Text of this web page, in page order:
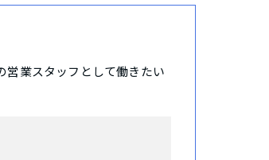
営業スタッフとして働きたい